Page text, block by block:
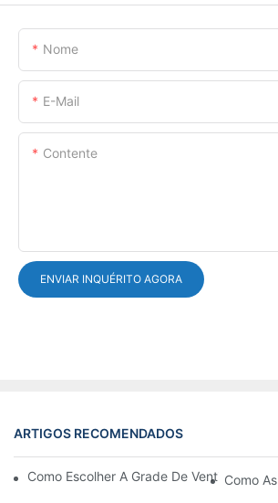
Nome
E-Mail
Contente
ENVIAR INQUÉRITO AGORA
ARTIGOS RECOMENDADOS
Como Escolher A Grade De Ventilação
Como